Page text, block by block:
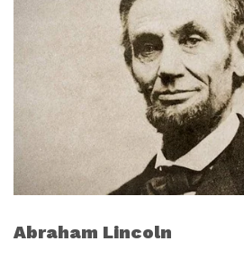
Abraham Lincoln